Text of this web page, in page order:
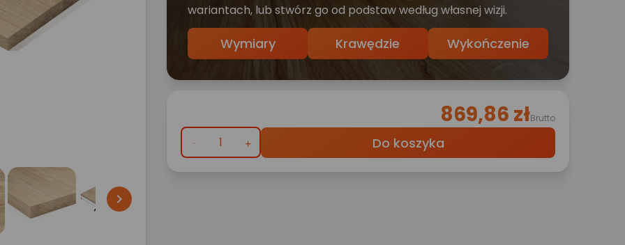

wariantach, lub stwórz go od podstaw według własnej wizji.
Wymiary Krawędzie Wykończenie
869,86 złBrutto
Do koszyka